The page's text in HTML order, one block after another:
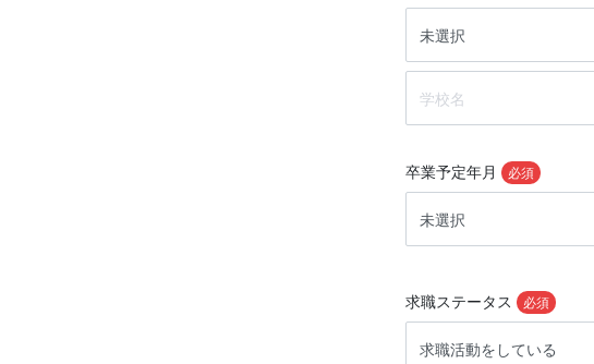
卒業予定年月 必須
求職ステータス 必須